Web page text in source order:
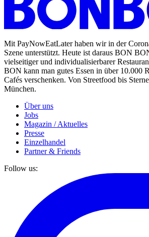
Mit PayNowEatLater haben wir in der
Szene unterstützt. Heute ist daraus BON
vielseitiger und individualisierbarer
BON kann man gutes Essen in über 10.000
Cafés verschenken. Von Streetfood bis
München.
Über uns
Jobs
Magazin / Aktuelles
Presse
Einzelhandel
Partner & Friends
Follow us: